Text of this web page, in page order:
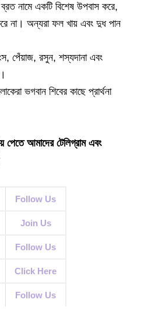
নামে একটি বিশেষ উপবাস করে,
না। অন্যরা ফল খায় এবং দুধ পান
পেঁয়াজ, রসুন, শস্যদানা এবং
ভগবান শিবের কাছে প্রার্থনা
আমাদের টেলিগ্রাম এবং
Follow Us
Join Us
Follow Us
Click Here
Follow Us